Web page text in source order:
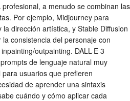
profesional, a menudo se combinan las
Por ejemplo, Midjourney para
dirección artística, y Stable Diffusion
consistencia del personaje con
outpainting. DALL-E 3
de lenguaje natural muy
usuarios que prefieren
de aprender una sintaxis
cuándo y cómo aplicar cada